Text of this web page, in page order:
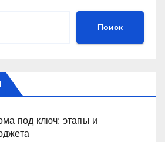
Поиск
под ключ: этапы и